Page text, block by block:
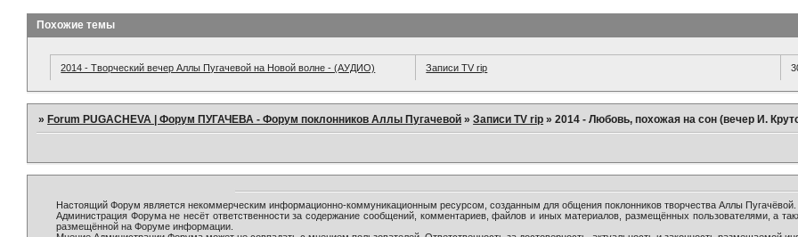
Похожие темы
2014 - Творческий вечер Аллы Пугачевой на Новой волне - (АУДИО) Записи TV rip
»Forum PUGACHEVA | Форум ПУГАЧЕВА - Форум поклонников Аллы Пугачевой »Записи TV rip »2014 - Любовь, похожая на сон (вечер И.
Настоящий Форум является некоммерческим информационно-коммуникационным ресурсом, созданным для общения поклонников творчества Аллы Пугачёвой.
Администрация Форума не несёт ответственности за содержание сообщений, комментариев, файлов и иных материалов, размещённых пользователями, а
размещённой на Форуме информации.